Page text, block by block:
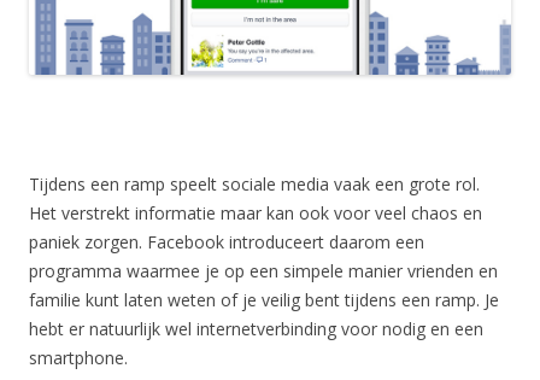
Tijdens een ramp speelt sociale media vaak een grote rol.
Het verstrekt informatie maar kan ook voor veel chaos en
paniek zorgen. Facebook introduceert daarom een
programma waarmee je op een simpele manier vrienden en
familie kunt laten weten of je veilig bent tijdens een ramp. Je
hebt er natuurlijk wel internetverbinding voor nodig en een
smartphone.